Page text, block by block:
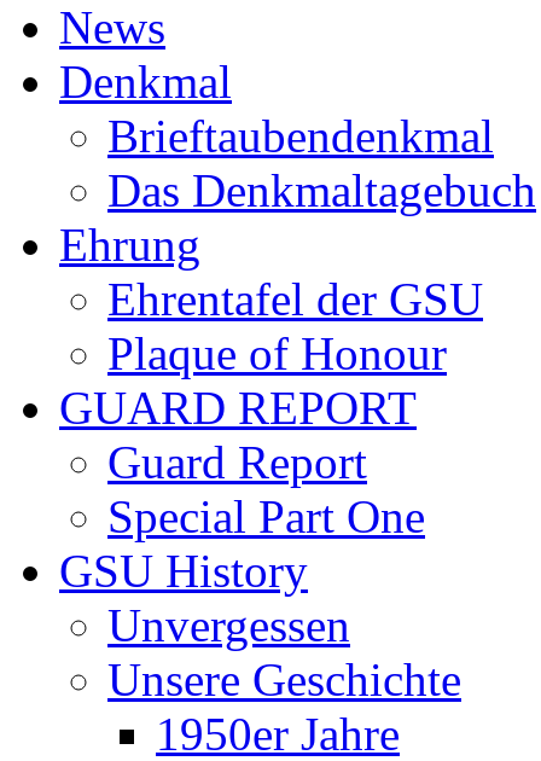
News
Denkmal
Brieftaubendenkmal
Das Denkmaltagebuch
Ehrung
Ehrentafel der GSU
Plaque of Honour
GUARD REPORT
Guard Report
Special Part One
GSU History
Unvergessen
Unsere Geschichte
1950er Jahre